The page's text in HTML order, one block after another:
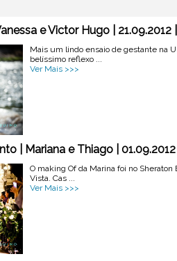
e Victor Hugo | 21.09.2012
Mais um lindo ensaio de gestante na
belíssimo reflexo ...
Ver Mais >>>
| Mariana e Thiago |
O making Of da Marina foi no Sheraton
Vista. Cas ...
Ver Mais >>>